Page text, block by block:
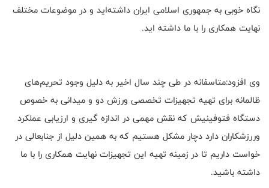
نگاه خوبی به جمهوری اسلامی ایران داشته‌اید و در موضوعات مختلف
نهایت همکاری را با ما داشته اید.
وی افزود:متاسفانه در طی چند سال اخیر به دلیل وجود تحریم‌های
ظالمانه برای تهیه تجهیزات تخصصی ورزش دو و میدانی به خصوص
دستگاه فتوفینیش که نقش مهمی در اندازه گیری و ارزیابی عملکرد
وررزشکاران دارد دچار مشکل هستیم که به همین دلیل از جنابعالی در
خواست داریم تا در زمینه تهیه این تجهیزات نهایت همکاری را با ما
داشته باشید.